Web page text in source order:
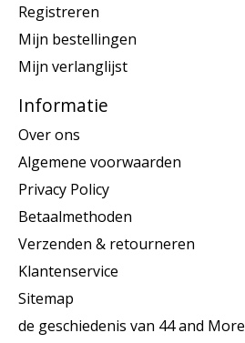
Registreren
Mijn bestellingen
Mijn verlanglijst
Informatie
Over ons
Algemene voorwaarden
Privacy Policy
Betaalmethoden
Verzenden & retourneren
Klantenservice
Sitemap
de geschiedenis van 44 and More